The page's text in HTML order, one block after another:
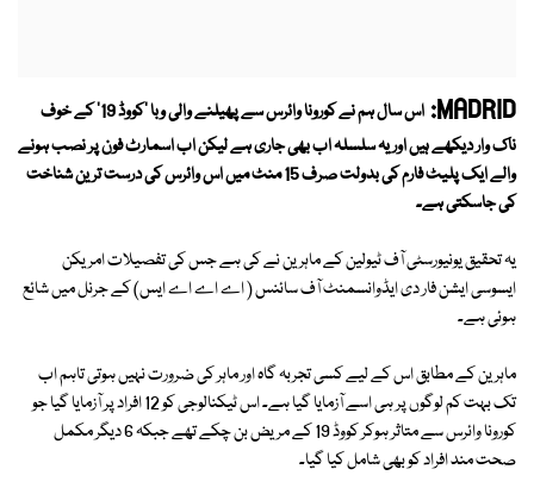
MADRID:
اس سال ہم نے کورونا وائرس سے پھیلنے والی وبا 'کووڈ 19' کے خوف
ناک وار دیکھے ہیں اور یہ سلسلہ اب بھی جاری ہے لیکن اب اسمارٹ فون پر نصب ہونے
والے ایک پلیٹ فارم کی بدولت صرف 15 منٹ میں اس وائرس کی درست ترین شناخت
کی جاسکتی ہے۔
یہ تحقیق یونیورسٹی آف ٹیولین کے ماہرین نے کی ہے جس کی تفصیلات امریکن
ایسوسی ایشن فار دی ایڈوانسمنٹ آف سائنس ( اے اے اے ایس) کے جرنل میں شائع
ہوئی ہے۔
ماہرین کے مطابق اس کے لیے کسی تجربہ گاہ اور ماہر کی ضرورت نہیں ہوتی تاہم اب
تک بہت کم لوگوں پر ہی اسے آزمایا گیا ہے۔ اس ٹیکنالوجی کو 12 افراد پر آزمایا گیا جو
کورونا وائرس سے متاثر ہوکر کووڈ 19 کے مریض بن چکے تھے جبکہ 6 دیگر مکمل
صحت مند افراد کو بھی شامل کیا گیا۔